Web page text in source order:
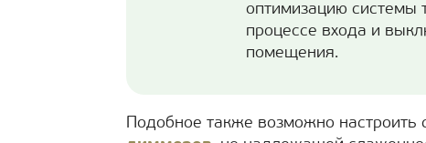
оптимизацию системы
процессе входа и
помещения.
Подобное также возможно